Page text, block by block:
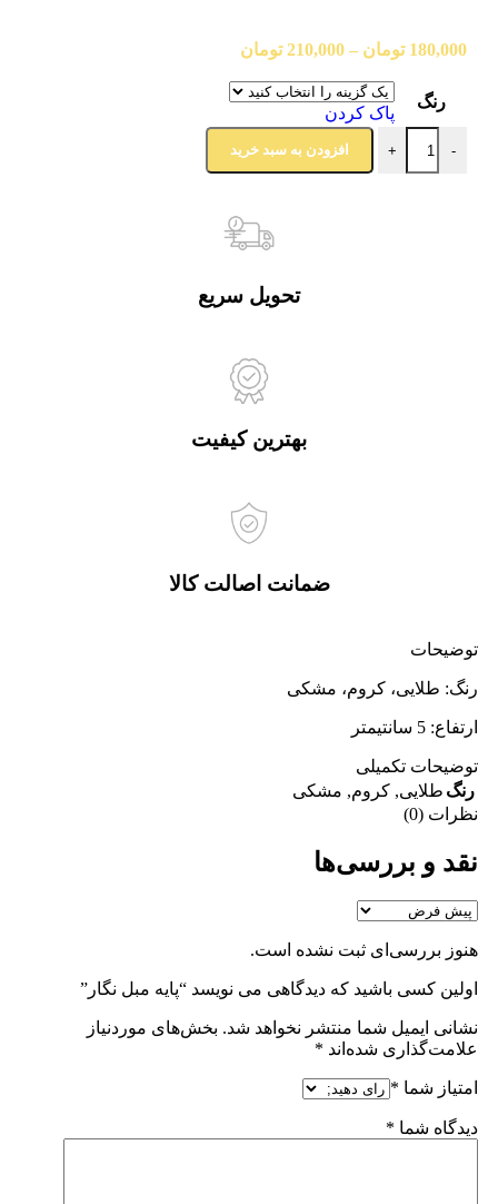
180,000 تومان –
210,000 تومان
رنگ
پاک کردن
-
+ افزودن به سبد خرید
تحویل سریع
بهترین کیفیت
ضمانت اصالت کالا
توضیحات
رنگ: طلایی، کروم، مشکی
ارتفاع: 5 سانتیمتر
توضیحات تکمیلی
رنگ طلایی, کروم, مشکی
نظرات (0)
نقد و بررسی‌ها
هنوز بررسی‌ای ثبت نشده است.
اولین کسی باشید که دیدگاهی می نویسد “پایه مبل نگار”
نشانی ایمیل شما منتشر نخواهد شد. بخش‌های موردنیاز
علامت‌گذاری شده‌اند *
امتیاز شما *
دیدگاه شما *